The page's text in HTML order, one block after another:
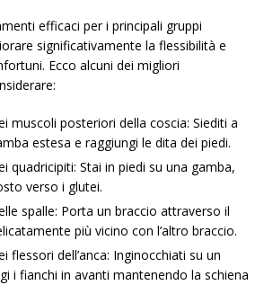
efficaci per i principali gruppi
significativamente la flessibilità e
Ecco alcuni dei migliori
muscoli posteriori della coscia: Siediti a
estesa e raggiungi le dita dei piedi.
quadricipiti: Stai in piedi su una gamba,
verso i glutei.
spalle: Porta un braccio attraverso il
più vicino con l’altro braccio.
flessori dell’anca: Inginocchiati su un
i fianchi in avanti mantenendo la schiena